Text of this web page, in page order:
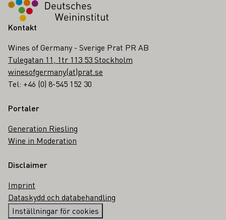
Kontakt
Wines of Germany - Sverige Prat PR AB
Tulegatan 11, 1tr 113 53 Stockholm
winesofgermany(at)prat.se
Tel: +46 (0) 8-545 152 30
Portaler
Generation Riesling
Wine in Moderation
Disclaimer
Imprint
Dataskydd och databehandling
Inställningar för cookies